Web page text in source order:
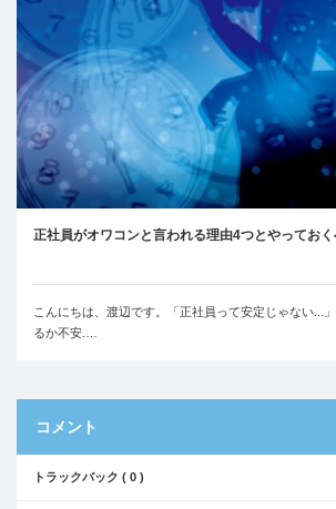
正社員がオワコンと言われる理由4つとやってお
こんにちは、渡辺です。「正社員って安定じゃない...
るか不安.…
コメント
トラックバック ( 0 )